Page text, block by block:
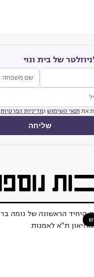
של בית ונוי
את תנאי השימוש ומדיניות הפרטיות
שליחה